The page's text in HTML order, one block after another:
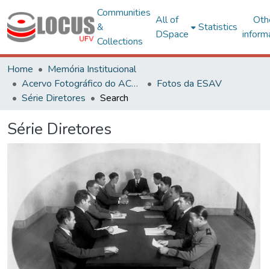
Communities
&
Collections
All of
DSpace
Statistics
Home
Memória Institucional
Acervo Fotográfico do ACH-UFV
Fotos da ESAV
Série Diretores
Search
Série Diretores